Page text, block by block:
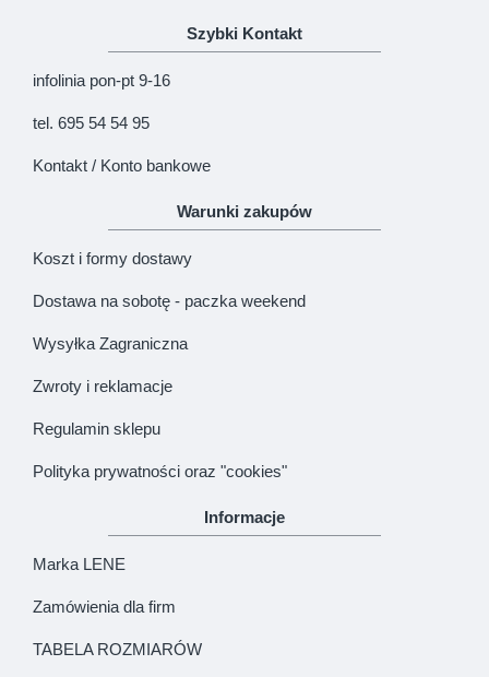
Szybki Kontakt
infolinia pon-pt 9-16
tel. 695 54 54 95
Kontakt / Konto bankowe
Warunki zakupów
Koszt i formy dostawy
Dostawa na sobotę - paczka weekend
Wysyłka Zagraniczna
Zwroty i reklamacje
Regulamin sklepu
Polityka prywatności oraz "cookies"
Informacje
Marka LENE
Zamówienia dla firm
TABELA ROZMIARÓW